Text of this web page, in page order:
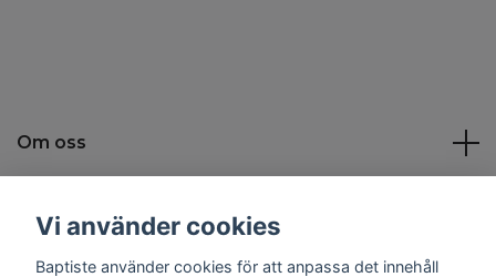
Om oss
Sociala medier
Vi använder cookies
Baptiste använder cookies för att anpassa det innehåll